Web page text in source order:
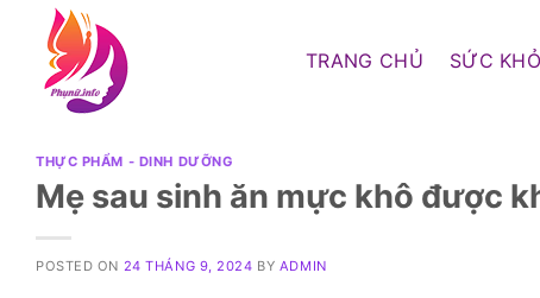
content
TRANG CHỦ SỨC
THỰC PHẨM - DINH DƯỠNG
Mẹ sau sinh ăn mực khô được
POSTED ON 24 THÁNG 9, 2024 BY ADMIN